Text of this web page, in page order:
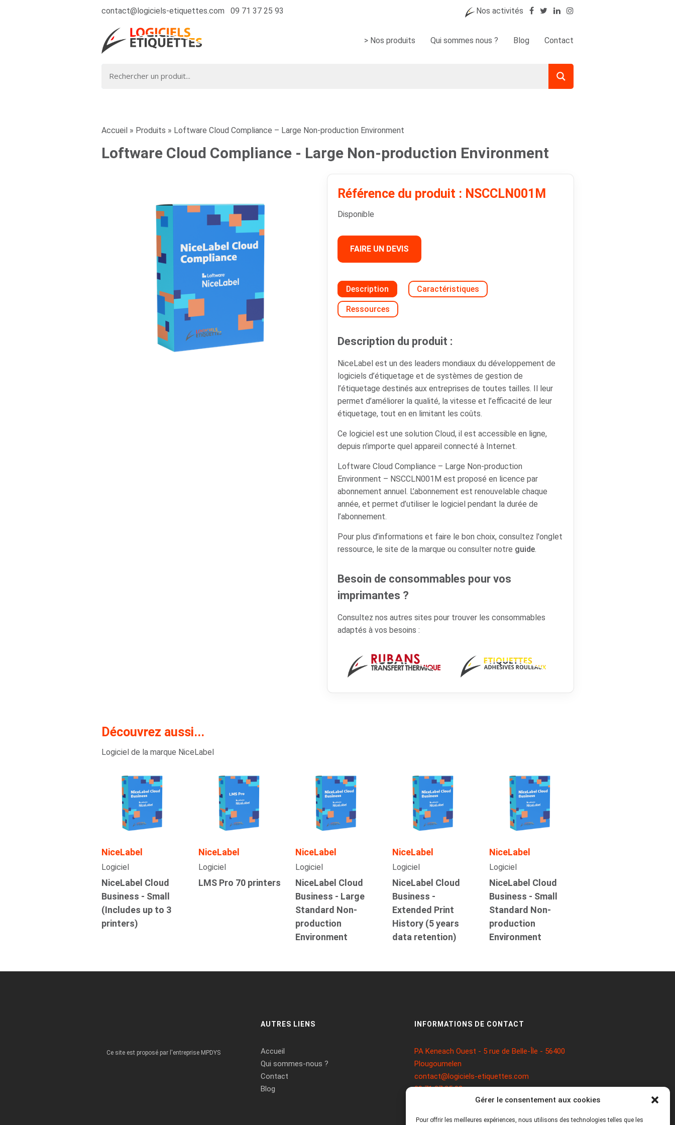
Gérer le consentement aux cookies
Pour offrir les meilleures expériences, nous utilisons des technologies telles que les
contact@logiciels-etiquettes.com 09 71 37 25 93 Nos activités
> Nos produits Qui sommes nous ? Blog Contact
Accueil » Produits » Loftware Cloud Compliance – Large Non-production Environment
Loftware Cloud Compliance - Large Non-production Environment
Référence du produit : NSCCLN001M
Disponible
FAIRE UN DEVIS
Description Caractéristiques
Ressources
Description du produit :
NiceLabel est un des leaders mondiaux du développement de
logiciels d’étiquetage et de systèmes de gestion de
l’étiquetage destinés aux entreprises de toutes tailles. Il leur
permet d’améliorer la qualité, la vitesse et l’efficacité de leur
étiquetage, tout en en limitant les coûts.
Ce logiciel est une solution Cloud, il est accessible en ligne,
depuis n’importe quel appareil connecté à Internet.
Loftware Cloud Compliance – Large Non-production
Environment – NSCCLN001M est proposé en licence par
abonnement annuel. L’abonnement est renouvelable chaque
année, et permet d’utiliser le logiciel pendant la durée de
l’abonnement.
Pour plus d’informations et faire le bon choix, consultez l'onglet
ressource, le site de la marque ou consulter notre guide.
Besoin de consommables pour vos
imprimantes ?
Consultez nos autres sites pour trouver les consommables
adaptés à vos besoins :
Découvrez aussi...
Logiciel de la marque NiceLabel
NiceLabel
Logiciel
NiceLabel Cloud
Business - Small
(Includes up to 3
printers)
NiceLabel
Logiciel
LMS Pro 70 printers
NiceLabel
Logiciel
NiceLabel Cloud
Business - Large
Standard Non-
production
Environment
NiceLabel
Logiciel
NiceLabel Cloud
Business -
Extended Print
History (5 years
data retention)
NiceLabel
Logiciel
NiceLabel Cloud
Business - Small
Standard Non-
production
Environment
Ce site est proposé par l'entreprise MPDYS
AUTRES LIENS
Accueil
Qui sommes-nous ?
Contact
Blog
INFORMATIONS DE CONTACT
PA Keneach Ouest - 5 rue de Belle-Île - 56400
Plougoumelen
contact@logiciels-etiquettes.com
09 71 37 25 93